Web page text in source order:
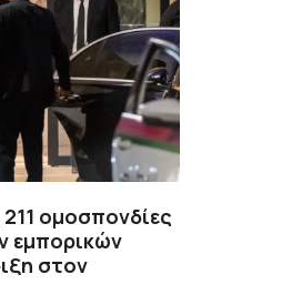
ομοσπονδίες
εμπορικών
στον